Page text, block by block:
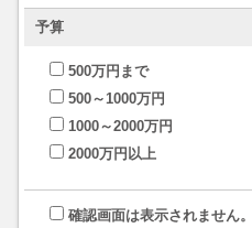
予算
500万円まで
500～1000万円
1000～2000万円
2000万円以上
確認画面は表示されません